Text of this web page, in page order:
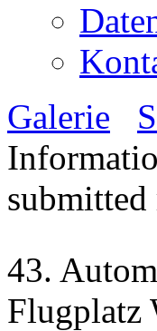
Galerie
43.
Flugplatz